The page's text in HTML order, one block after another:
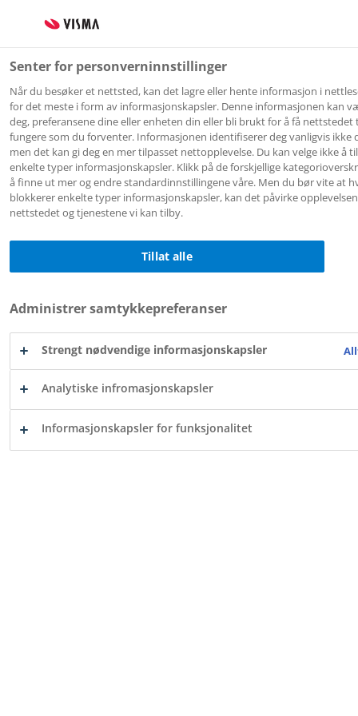
Flyt Skole
Arendal
ID-porten
Foresattportal Elevportal
Senter for personverninnstillinger
Når du besøker et nettsted, kan det lagre eller hente informasjon i
for det meste i form av informasjonskapsler. Denne informasjonen kan
deg, preferansene dine eller enheten din eller bli brukt for å få nettstedet
fungere som du forventer. Informasjonen identifiserer deg vanligvis ikke
men det kan gi deg en mer tilpasset nettopplevelse. Du kan velge ikke å
enkelte typer informasjonskapsler. Klikk på de forskjellige
å finne ut mer og endre standardinnstillingene våre. Men du bør vite at
blokkerer enkelte typer informasjonskapsler, kan det påvirke
nettstedet og tjenestene vi kan tilby.
Tillat alle
Administrer samtykkepreferanser
Strengt nødvendige informasjonskapsler
Analytiske infromasjonskapsler
Informasjonskapsler for funksjonalitet